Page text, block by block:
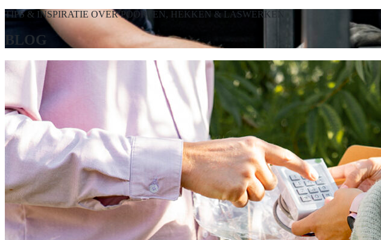
TIPS & INSPIRATIE OVER POORTEN, HEKKEN & LASWERKEN
BLOG